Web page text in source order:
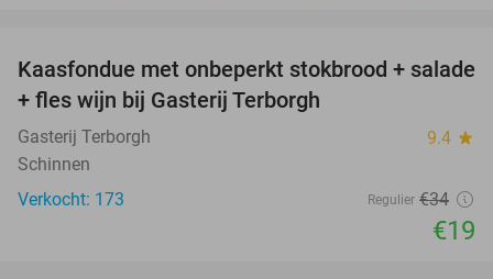
44%
Kaasfondue met onbeperkt stokbrood + salade
+ fles wijn bij Gasterij Terborgh
Gasterij Terborgh 9.4 star
Schinnen
Verkocht: 173
Regulier €34
€19